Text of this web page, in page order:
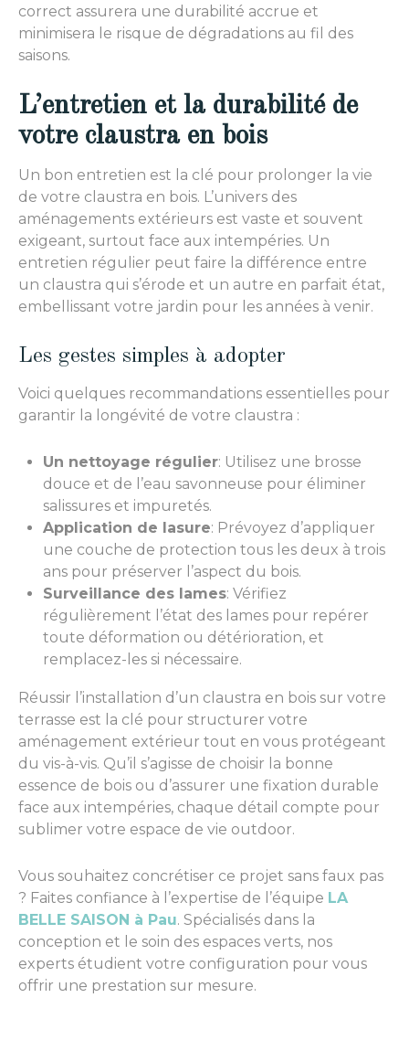
correct assurera une durabilité accrue et
minimisera le risque de dégradations au fil des
saisons.
L’entretien et la durabilité de
votre claustra en bois
Un bon entretien est la clé pour prolonger la vie
de votre claustra en bois. L’univers des
aménagements extérieurs est vaste et souvent
exigeant, surtout face aux intempéries. Un
entretien régulier peut faire la différence entre
un claustra qui s’érode et un autre en parfait état,
embellissant votre jardin pour les années à venir.
Les gestes simples à adopter
Voici quelques recommandations essentielles pour
garantir la longévité de votre claustra :
Un nettoyage régulier: Utilisez une brosse
douce et de l’eau savonneuse pour éliminer
salissures et impuretés.
Application de lasure: Prévoyez d’appliquer
une couche de protection tous les deux à trois
ans pour préserver l’aspect du bois.
Surveillance des lames: Vérifiez
régulièrement l’état des lames pour repérer
toute déformation ou détérioration, et
remplacez-les si nécessaire.
Réussir l’installation d’un claustra en bois sur votre
terrasse est la clé pour structurer votre
aménagement extérieur tout en vous protégeant
du vis-à-vis. Qu’il s’agisse de choisir la bonne
essence de bois ou d’assurer une fixation durable
face aux intempéries, chaque détail compte pour
sublimer votre espace de vie outdoor.
Vous souhaitez concrétiser ce projet sans faux pas
? Faites confiance à l’expertise de l’équipe LA
BELLE SAISON à Pau. Spécialisés dans la
conception et le soin des espaces verts, nos
experts étudient votre configuration pour vous
offrir une prestation sur mesure.